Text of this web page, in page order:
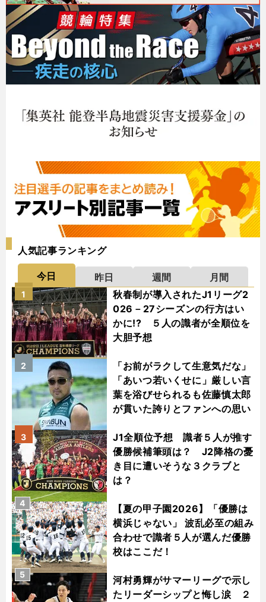
人気記事ランキング
今日 昨日 週間
月間
秋春制が導入されたJ1リーグ2
026－27シーズンの行方はい
かに!? ５人の識者が全順位を
大胆予想
1
「お前がラクして生意気だな」
「あいつ若いくせに」厳しい言
葉を浴びせられるも佐藤慎太郎
が貫いた誇りとファンへの思い
2
J1全順位予想 識者５人が推す
優勝候補筆頭は？ J2降格の憂
き目に遭いそうな３クラブと
は？
3
【夏の甲子園2026】「優勝は
横浜じゃない」 波乱必至の組み
合わせで識者５人が選んだ優勝
校はここだ！
4
河村勇輝がサマーリーグで示し
たリーダーシップと悔し涙 ２
5